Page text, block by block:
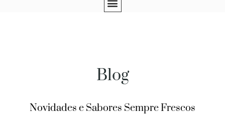
Blog
Novidades e Sabores Sempre Frescos